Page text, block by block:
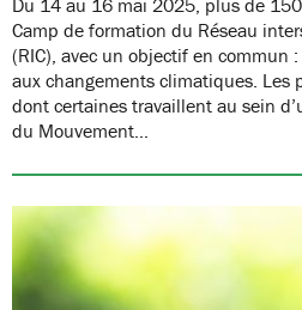
Camp de formation du Réseau
(RIC), avec un objectif en commun
aux changements climatiques. Les
dont certaines travaillent au sein
du Mouvement…